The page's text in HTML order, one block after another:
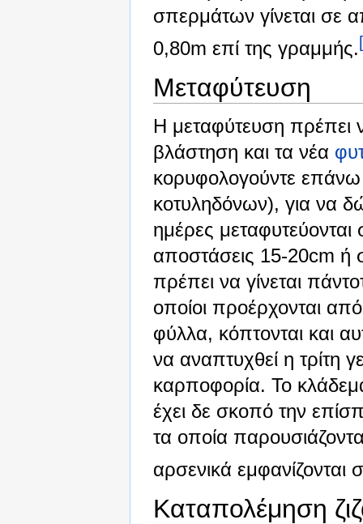
σπερμάτων γίνεται σε
0,80m επί της γραμμής.
Μεταφύτευση
Η μεταφύτευση πρέπει
βλάστηση και τα νέα
κορυφολογούντε
κοτυληδόνων), για να
ημέρες
αποστάσεις 15-20cm ή
πρέπει να γίνεται
οποίοι προέρχονται
φύλλα, κόπτονται και
να αναπτυχθεί η τρίτη
καρποφορία. Το
έχει δε σκοπό την
τα οποία
αρσενικά εμφανίζονται
Καταπολέμηση